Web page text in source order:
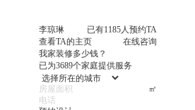
李琼琳
已有1185人预约TA
查看TA的主页
在线咨询
我家装修多少钱？
已为3689个家庭提供服务
㎡